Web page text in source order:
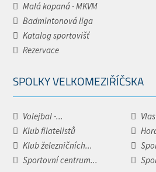
Malá kopaná - MKVM
Badmintonová liga
Katalog sportovišť
Rezervace
SPOLKY VELKOMEZIŘÍČSKA
Volejbal -...
Klub filatelistů
Klub železničních...
Sportovní centrum...